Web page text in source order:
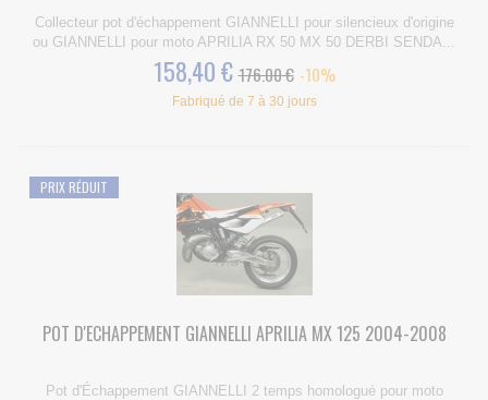
Collecteur pot d'échappement GIANNELLI pour silencieux d'origine
ou GIANNELLI pour moto APRILIA RX 50 MX 50 DERBI SENDA...
158,40 € 176.00 € -10%
Fabriqué de 7 à 30 jours
PRIX RÉDUIT
POT D'ECHAPPEMENT GIANNELLI APRILIA MX 125 2004-2008
Pot d'Échappement GIANNELLI 2 temps homologué pour moto